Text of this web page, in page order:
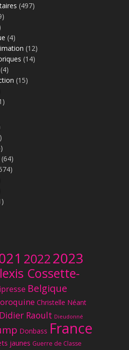
(497)
(4)
(12)
(14)
(4)
(15)
(64)
20222023
Cossette-
Belgique
Christelle Néant
Didier Raoult Dieudonné
Donbass France
jaunes Guerre de Classe